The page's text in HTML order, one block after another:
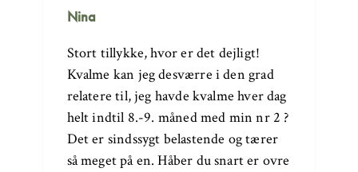
Nina
Stort tillykke, hvor er det dejligt!
Kvalme kan jeg desværre i den grad
relatere til, jeg havde kvalme hver dag
helt indtil 8.-9. måned med min nr 2 ?
Det er sindssygt belastende og tærer
så meget på en. Håber du snart er ovre